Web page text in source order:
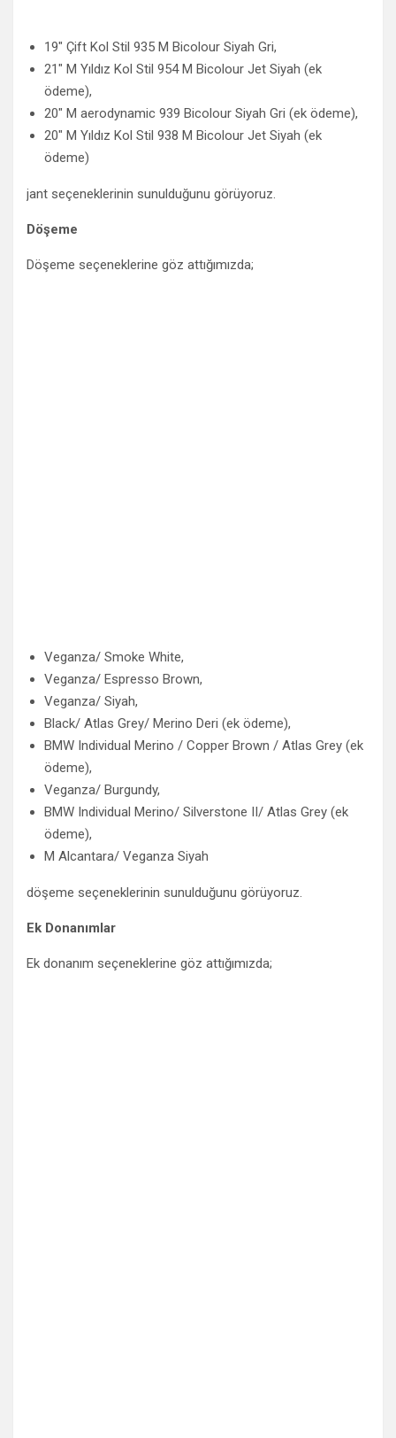
19″ Çift Kol Stil 935 M Bicolour Siyah Gri,
21″ M Yıldız Kol Stil 954 M Bicolour Jet Siyah (ek
ödeme),
20″ M aerodynamic 939 Bicolour Siyah Gri (ek ödeme),
20″ M Yıldız Kol Stil 938 M Bicolour Jet Siyah (ek
ödeme)
jant seçeneklerinin sunulduğunu görüyoruz.
Döşeme
Döşeme seçeneklerine göz attığımızda;
Veganza/ Smoke White,
Veganza/ Espresso Brown,
Veganza/ Siyah,
Black/ Atlas Grey/ Merino Deri (ek ödeme),
BMW Individual Merino / Copper Brown / Atlas Grey (ek
ödeme),
Veganza/ Burgundy,
BMW Individual Merino/ Silverstone II/ Atlas Grey (ek
ödeme),
M Alcantara/ Veganza Siyah
döşeme seçeneklerinin sunulduğunu görüyoruz.
Ek Donanımlar
Ek donanım seçeneklerine göz attığımızda;